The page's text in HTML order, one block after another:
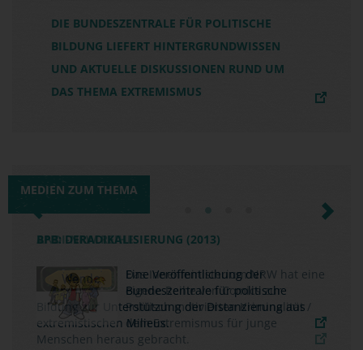
DIE BUNDESZENTRALE FÜR POLITISCHE
BILDUNG LIEFERT HINTERGRUNDWISSEN
UND AKTUELLE DISKUSSIONEN RUND UM
DAS THEMA EXTREMISMUS
MEDIEN ZUM THEMA
BPB: DERADIKALISIERUNG (2013)
Eine Veröffentlichung der
Bundeszentrale für politische
Bildung zur Unterstützung der Distanzierung aus
extremistischen Milieus.
Previous Next